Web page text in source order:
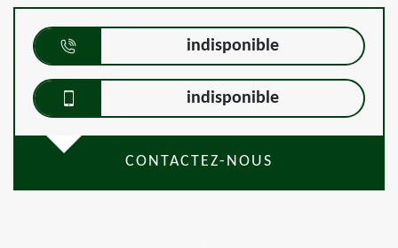
indisponible
indisponible
CONTACTEZ-NOUS